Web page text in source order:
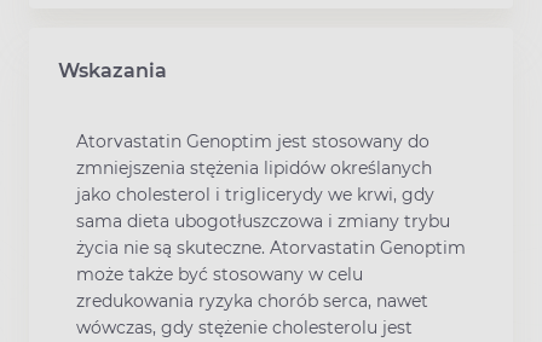
Wskazania
Atorvastatin Genoptim jest stosowany do
zmniejszenia stężenia lipidów określanych
jako cholesterol i triglicerydy we krwi, gdy
sama dieta ubogotłuszczowa i zmiany trybu
życia nie są skuteczne. Atorvastatin Genoptim
może także być stosowany w celu
zredukowania ryzyka chorób serca, nawet
wówczas, gdy stężenie cholesterolu jest